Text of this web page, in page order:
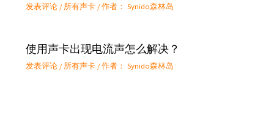
发表评论 /所有声卡/ 作者： Synido森林岛
使用声卡出现电流声怎么解决？
发表评论 /所有声卡/ 作者： Synido森林岛